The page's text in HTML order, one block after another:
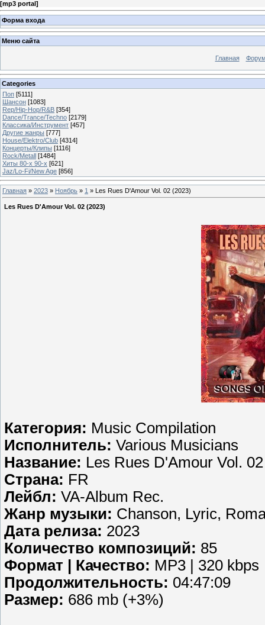
[mp3 portal]
Форма входа
Меню сайта
Главная
Categories
Поп [5111]
Шансон [1083]
Rep/Hip-Hop/R&B [354]
Dance/Trance/Techno [2179]
Классика/Инструмент [457]
Другие жанры [777]
House/Elektro/Club [4314]
Концерты/Клипы [1116]
Rock/Metall [1484]
Хиты 80-х 90-х [621]
Jaz/Lo-Fi/New Age [856]
Главная » 2023 » Ноябрь » 1 » Les Rues D'Amour Vol. 02 (2023)
Les Rues D'Amour Vol. 02 (2023)
Категория: Music Compilation
Исполнитель: Various Musicians
Название: Les Rues D'Amour Vol. 02
Страна: FR
Лейбл: VA-Album Rec.
Жанр музыки: Chanson, Lyric,
Дата релиза: 2023
Количество композиций: 85
Формат | Качество: MP3 | 320 kbps
Продолжительность: 04:47:09
Размер: 686 mb (+3%)